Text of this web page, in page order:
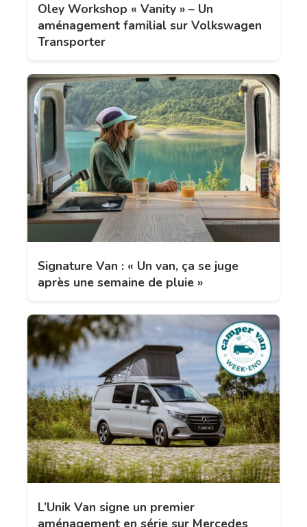
Oley Workshop « Vanity » – Un
aménagement familial sur Volkswagen
Transporter
Signature Van : « Un van, ça se juge
après une semaine de pluie »
L’Unik Van signe un premier
aménagement en série sur Mercedes